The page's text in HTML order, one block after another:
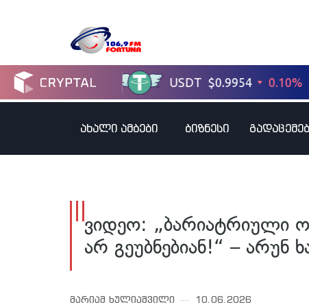
ახალი ამბები ბიზნესი
ვიდეო: „ბარიატრიული
არ გეუბნებიან!“ – არუნ
მარიამ ხულიაშვილი 10.06.2026